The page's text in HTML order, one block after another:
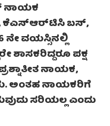
ನಾಯಕ
ಕೆಎಸ್‌ಆರ್‌ಟಿಸಿ ಬಸ್,
ನೇ ವಯಸ್ಸಿನಲ್ಲಿ
ಶಾಸಕರಿದ್ದರೂ ಪಕ್ಷ
ನಾಯಕ,
ಅಂತಹ ನಾಯಕರಿಗೆ
ಸರಿಯಲ್ಲ ಎಂದು